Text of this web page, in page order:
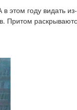
этом году видать
Притом